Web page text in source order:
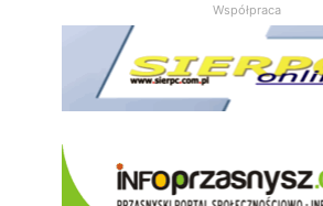
Współpraca